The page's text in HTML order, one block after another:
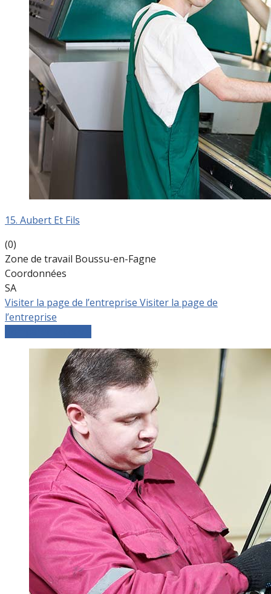
15. Aubert Et Fils
(0)
Zone de travail Boussu-en-Fagne
Coordonnées
SA
Visiter la page de l’entreprise Visiter la page de
l’entreprise